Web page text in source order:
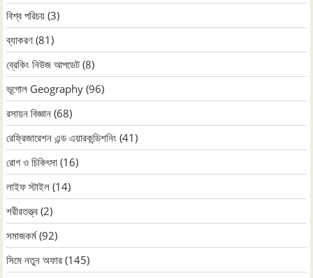
বিশ্ব পরিচয় (3)
ব্যাকরণ (81)
ব্রেকিং নিউজ আপডেট (8)
ভূগোল Geography (96)
রসায়ন বিজ্ঞান (68)
রেফ্রিজারেশন এন্ড এয়ারকন্ডিশনিং (41)
রোগ ও চিকিৎসা (16)
লাইফ স্টাইল (14)
শরীরতত্ত্ব (2)
সমাজকর্ম(92)
সিমে নতুন ‍অফার (145)